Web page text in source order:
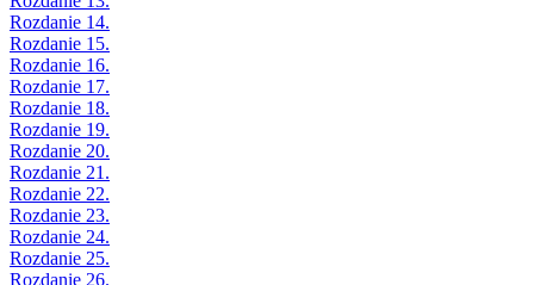
Rozdanie 14.
Rozdanie 15.
Rozdanie 16.
Rozdanie 17.
Rozdanie 18.
Rozdanie 19.
Rozdanie 20.
Rozdanie 21.
Rozdanie 22.
Rozdanie 23.
Rozdanie 24.
Rozdanie 25.
Rozdanie 26.